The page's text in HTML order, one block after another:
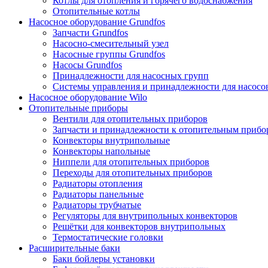
Отопительные котлы
Насосное оборудование Grundfos
Запчасти Grundfos
Насосно-смесительный узел
Насосные группы Grundfos
Насосы Grundfos
Принадлежности для насосных групп
Системы управления и принадлежности для
Насосное оборудование Wilo
Отопительные приборы
Вентили для отопительных приборов
Запчасти и принадлежности к отопительным
Конвекторы внутрипольные
Конвекторы напольные
Ниппели для отопительных приборов
Переходы для отопительных приборов
Радиаторы отопления
Радиаторы панельные
Радиаторы трубчатые
Регуляторы для внутрипольных конвекторов
Решётки для конвекторов внутрипольных
Термостатические головки
Расширительные баки
Баки бойлеры установки